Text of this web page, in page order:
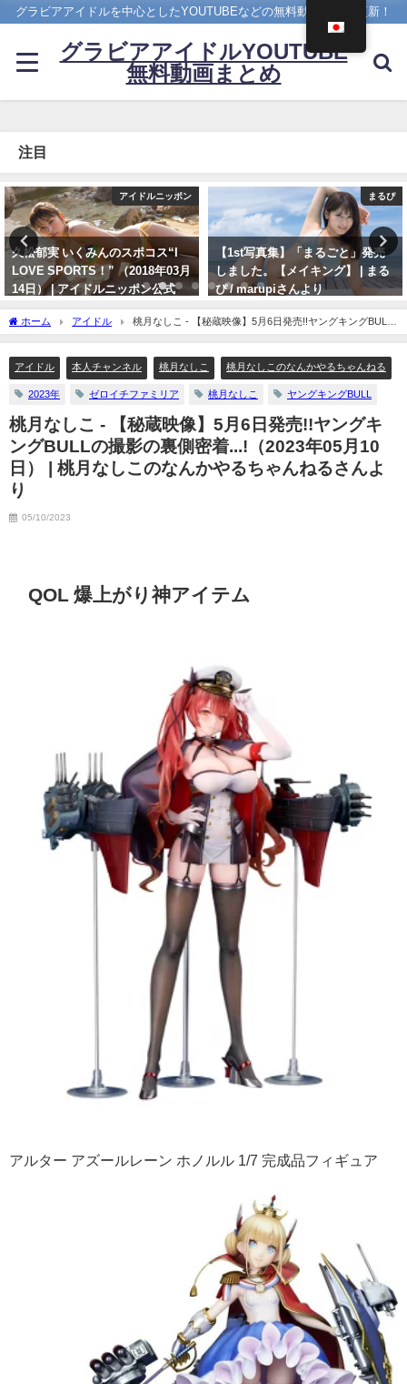
グラビアアイドルを中心としたYOUTUBEなどの無料動画を日々更新！
グラビアアイドルYOUTUBE
無料動画まとめ
注目
まるぴ
【1st写真集】「まるごと」発売
しました。【メイキング】 | まる
ぴ / marupiさんより
4K UPSCALING CLUB
吉岡里帆(Riho Yoshioka)【4K】
（2022年10月19日） | 4K
UPSCALING CLUBさんより
ホーム アイドル
桃月なしこ - 【秘蔵映像】5月6日発売!!ヤングキングBULL
の撮影の裏側密着...!（2023年05月10日） | 桃月なしこのなんかやるちゃんねるさんよ
アイドル
本人チャンネル 桃月なしこ 桃月なしこのなんかやるちゃんねる
2023年 ゼロイチファミリア 桃月なしこ ヤングキングBULL
桃月なしこ - 【秘蔵映像】5月6日発売!!ヤングキ
ングBULLの撮影の裏側密着...!（2023年05月10
日） | 桃月なしこのなんかやるちゃんねるさんよ
り
05/10/2023
QOL 爆上がり神アイテム
アルター アズールレーン ホノルル 1/7 完成品フィギュア